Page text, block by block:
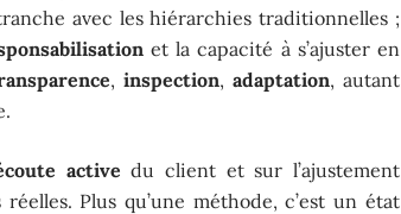
avec les hiérarchies traditionnelles ;
et la capacité à s’ajuster en
, inspection, adaptation, autant
active du client et sur l’ajustement
Plus qu’une méthode, c’est un état